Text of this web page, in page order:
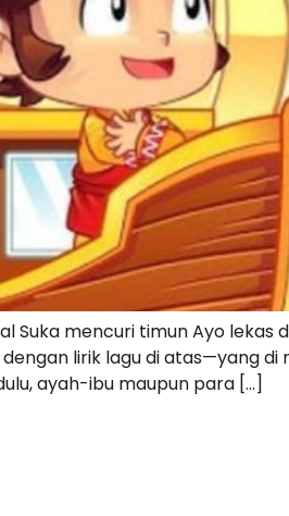
Suka mencuri timun Ayo
lirik lagu di atas—yang
ayah-ibu maupun para […]